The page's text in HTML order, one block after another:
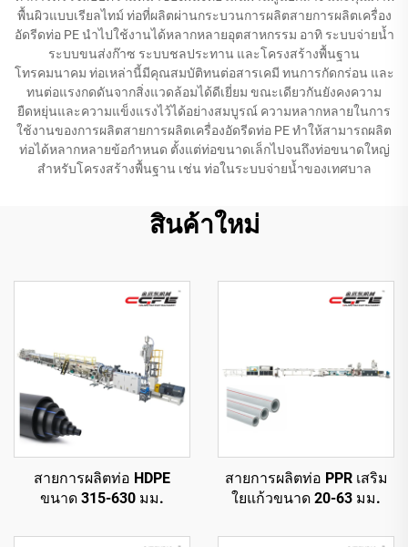
พื้นผิวแบบเรียลไทม์ ท่อที่ผลิตผ่านกระบวนการผลิตสายการผลิตเครื่อง
อัดรีดท่อ PE นำไปใช้งานได้หลากหลายอุตสาหกรรม อาทิ ระบบจ่ายน้ำ
ระบบขนส่งก๊าซ ระบบชลประทาน และโครงสร้างพื้นฐาน
โทรคมนาคม ท่อเหล่านี้มีคุณสมบัติทนต่อสารเคมี ทนการกัดกร่อน และ
ทนต่อแรงกดดันจากสิ่งแวดล้อมได้ดีเยี่ยม ขณะเดียวกันยังคงความ
ยืดหยุ่นและความแข็งแรงไว้ได้อย่างสมบูรณ์ ความหลากหลายในการ
ใช้งานของการผลิตสายการผลิตเครื่องอัดรีดท่อ PE ทำให้สามารถผลิต
ท่อได้หลากหลายข้อกำหนด ตั้งแต่ท่อขนาดเล็กไปจนถึงท่อขนาดใหญ่
สำหรับโครงสร้างพื้นฐาน เช่น ท่อในระบบจ่ายน้ำของเทศบาล
สินค้าใหม่
สายการผลิตท่อ HDPE
ขนาด 315-630 มม.
สายการผลิตท่อ PPR เสริม
ใยแก้วขนาด 20-63 มม.